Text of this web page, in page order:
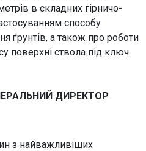
в складних гірничо-
способу
ґрунтів, а також про роботи
поверхні ствола під ключ.
ДИРЕКТОР
з найважливіших